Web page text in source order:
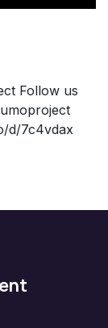
Follow us
d/7c4vdax